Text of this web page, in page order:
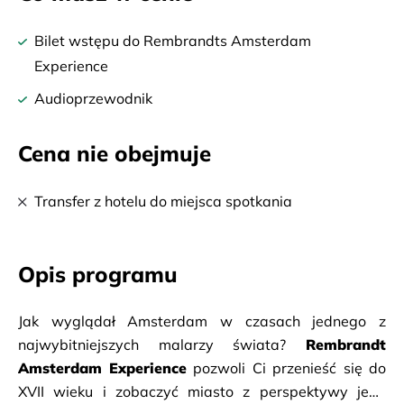
Bilet wstępu do Rembrandts Amsterdam
Experience
Audioprzewodnik
Cena nie obejmuje
Transfer z hotelu do miejsca spotkania
Opis programu
Jak wyglądał Amsterdam w czasach jednego z
najwybitniejszych malarzy świata? Rembrandt
Amsterdam Experience pozwoli Ci przenieść się do
XVII wieku i zobaczyć miasto z perspektywy jego